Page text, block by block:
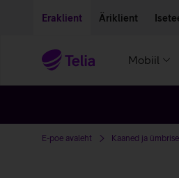
Eraklient Äriklient
Mobiil
E-poe avaleht Kaaned ja